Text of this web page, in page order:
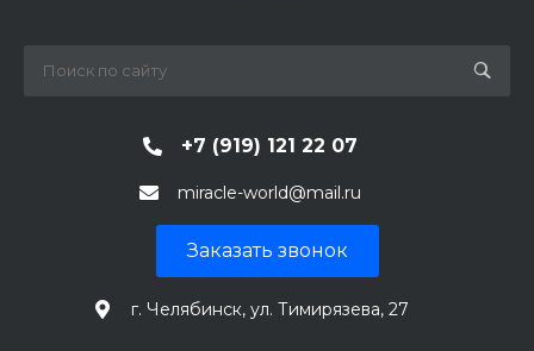
+7 (919) 121 22 07
miracle-world@mail.ru
Заказать звонок
г. Челябинск, ул. Тимирязева, 27